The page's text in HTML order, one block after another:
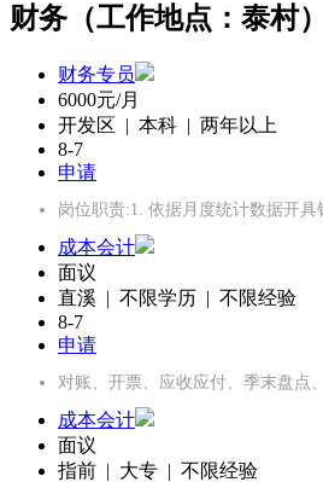
财务（工作地点：泰村
财务专员
6000元/月
开发区 | 本科 | 两年以上
8-7
申请
岗位职责:1. 依据月度统计数据开
成本会计
面议
直溪 | 不限学历 | 不限经验
8-7
申请
对账、开票、应收应付、季末盘点
成本会计
面议
指前 | 大专 | 不限经验